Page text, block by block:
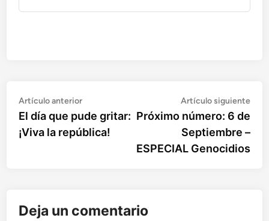
Navegación
de
Artículo anteriorArtículo
anterior:
El día que pude gritar:
¡Viva la república!
Artículo siguiente
Próximo número: 6 de
Septiembre –
ESPECIAL Genocidios
Deja un comentario